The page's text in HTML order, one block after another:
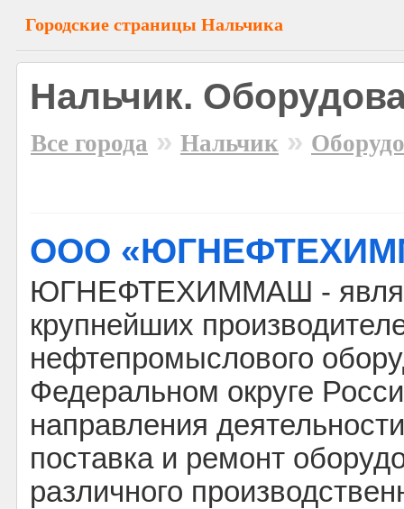
Городские страницы Нальчика
Нальчик.
Все города » Нальчик »
ООО
ЮГНЕФТЕХИММАШ -
крупнейших
нефтепромыслового
Федеральном округе
направления
поставка и ремонт
различного